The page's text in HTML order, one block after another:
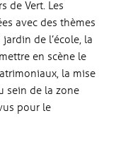
de Vert. Les
avec des thèmes
de l’école, la
en scène le
la mise
sein de la zone
pour le